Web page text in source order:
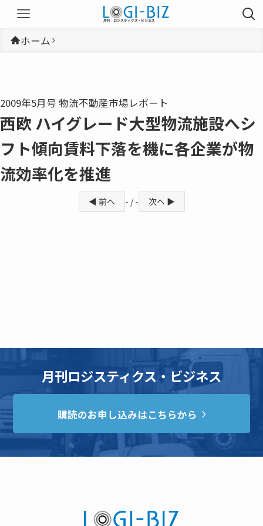
ホーム
2009年5月号 物流不動産市場レポート
西欧 ハイグレード大型物流施設へシ
フト傾向賃料下落を機に各企業が物
流効率化を推進
◀ 前へ - / - 次へ ▶
月刊ロジスティクス・ビジネス
購読のお申し込みはこちらから